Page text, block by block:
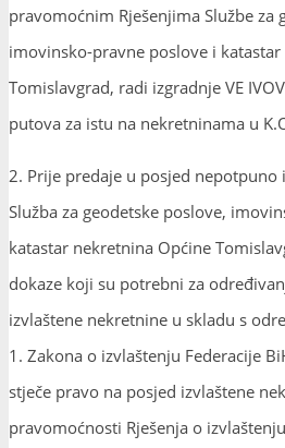
pravomoćnim Rješenjima Službe za
imovinsko-pravne poslove i
Tomislavgrad, radi izgradnje VE
putova za istu na nekretninama u
2. Prije predaje u posjed
Služba za geodetske poslove,
katastar nekretnina Općine
dokaze koji su potrebni za
izvlaštene nekretnine u skladu s
1. Zakona o izvlaštenju Federacije
stječe pravo na posjed izvlaštene
pravomoćnosti Rješenja o